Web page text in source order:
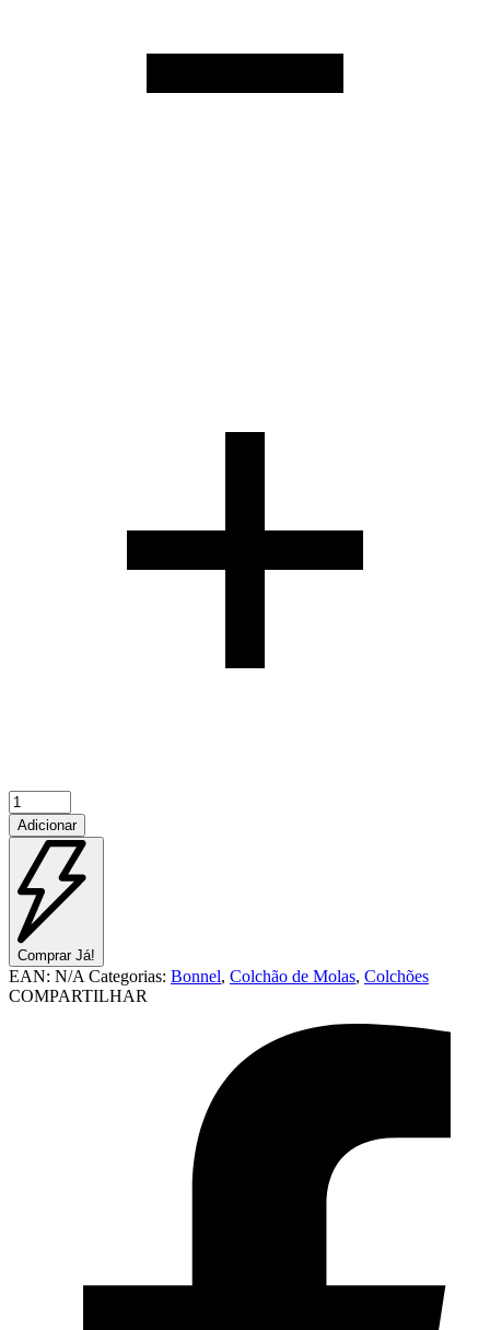
Quantidade
de
Super
Conforto
Adicionar
Comprar Já!
EAN: N/A Categorias: Bonnel, Colchão de Molas, Colchões
COMPARTILHAR